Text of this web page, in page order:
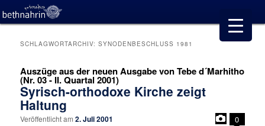
SCHLAGWORTARCHIV:SYNODENBESCHLUSS 1981
Auszüge aus der neuen Ausgabe von Tebe d´Marhitho
(Nr. 03 - II. Quartal 2001)
Syrisch-orthodoxe Kirche zeigt
Haltung
Veröffentlicht am2. Juli 2001 0